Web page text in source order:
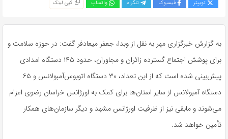
توییتر فیسبوک تلگرام واتساپ کپی لینک
به گزارش خبرگزاری مهر به نقل از وبدا، جعفر میعادفر گفت: در حوزه سلامت و
برای پوشش اجتماع گسترده زائران و مجاوران، حدود ۱۴۵ دستگاه امدادی
پیش‌بینی شده است که از این تعداد، ۳۰ دستگاه اتوبوس‌آمبولانس و ۶۵
دستگاه آمبولانس از سایر استان‌ها برای کمک به اورژانس خراسان رضوی اعزام
می‌شوند و مابقی نیز از ظرفیت اورژانس مشهد و دیگر سازمان‌های همکار
تأمین خواهد شد.